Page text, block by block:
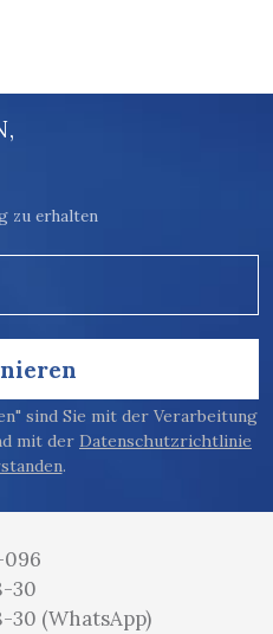
zu erhalten
sind Sie mit der Verarbeitung
mit der Datenschutzrichtlinie
.
096
30
30 (WhatsApp)